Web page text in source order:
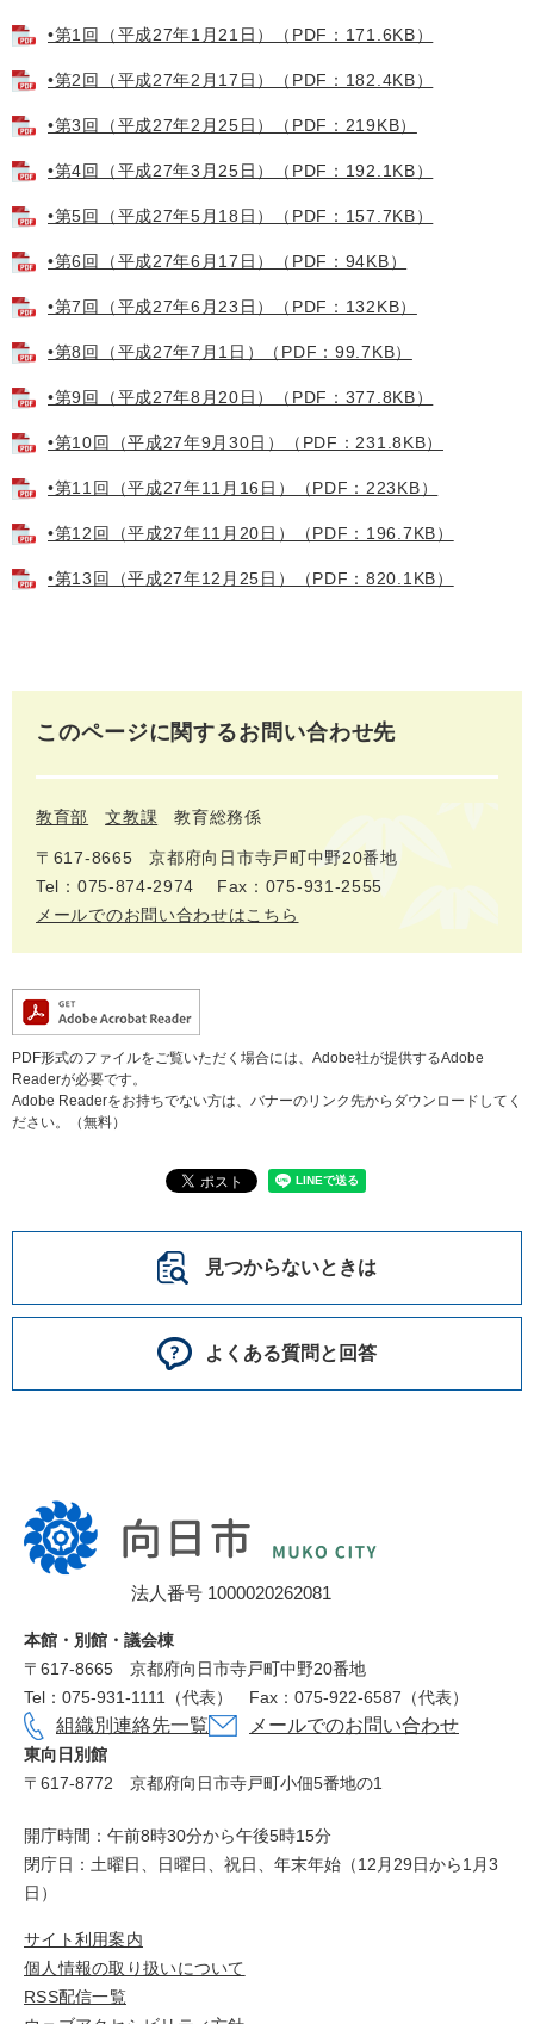
•第1回（平成27年1月21日）（PDF：171.6KB）
•第2回（平成27年2月17日）（PDF：182.4KB）
•第3回（平成27年2月25日）（PDF：219KB）
•第4回（平成27年3月25日）（PDF：192.1KB）
•第5回（平成27年5月18日）（PDF：157.7KB）
•第6回（平成27年6月17日）（PDF：94KB）
•第7回（平成27年6月23日）（PDF：132KB）
•第8回（平成27年7月1日）（PDF：99.7KB）
•第9回（平成27年8月20日）（PDF：377.8KB）
•第10回（平成27年9月30日）（PDF：231.8KB）
•第11回（平成27年11月16日）（PDF：223KB）
•第12回（平成27年11月20日）（PDF：196.7KB）
•第13回（平成27年12月25日）（PDF：820.1KB）
このページに関するお問い合わせ先
教育部 文教課 教育総務係
〒617‐8665
京都府向日市寺戸町中野20番地
Tel：075-874-2974
Fax：075-931-2555
メールでのお問い合わせはこちら
PDF形式のファイルをご覧いただく場合には、Adobe社が提供するAdobe
Readerが必要です。
Adobe Readerをお持ちでない方は、バナーのリンク先からダウンロードしてく
ださい。（無料）
見つからないときは
よくある質問と回答
向
日
市
所
法人番号 1000020262081
本館・別館・議会棟
〒617‐8665
京都府向日市寺戸町中野20番地
Tel：075-931-1111（代表）
Fax：075-922-6587（代表）
東向日別館
〒617-8772
京都府向日市寺戸町小佃5番地の1
組織別連絡先一覧 メールでのお問い合わせ
開庁時間：午前8時30分から午後5時15分
閉庁日：土曜日、日曜日、祝日、年末年始（12月29日から1月3
日）
サイト利用案内
個人情報の取り扱いについて
RSS配信一覧